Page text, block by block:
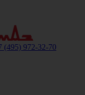
(495) 972-32-70